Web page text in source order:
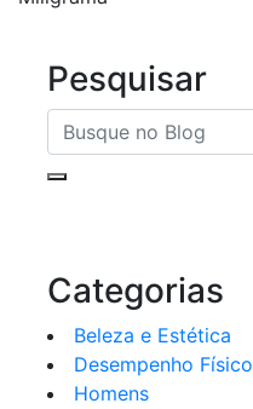
Pesquisar
Categorias
Beleza e Estética
Desempenho Físico
Homens